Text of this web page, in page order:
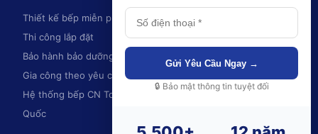
Thiết kế bếp miễn phí
Thi công lắp đặt
Bảo hành bảo dưỡng
Gia công theo yêu cầu
Hệ thống bếp CN Toàn
Quốc
Thái Nguyên
Hà Nội
Quảng Ninh
Gửi Yêu Cầu Ngay →
🔒 Bảo mật thông tin tuyệt đối